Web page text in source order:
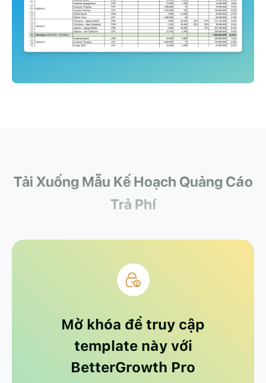
Tải Xuống Mẫu Kế Hoạch Quảng Cáo
Trả Phí
Mở khóa để truy cập
template này với
BetterGrowth Pro